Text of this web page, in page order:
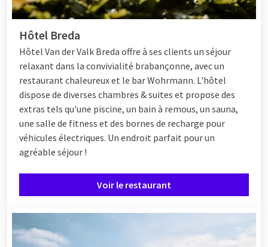
Hôtel Breda
Hôtel Van der Valk Breda offre à ses clients un séjour
relaxant dans la convivialité brabançonne, avec un
restaurant chaleureux et le bar Wohrmann. L'hôtel
dispose de diverses chambres & suites et propose des
extras tels qu'une piscine, un bain à remous, un sauna,
une salle de fitness et des bornes de recharge pour
véhicules électriques. Un endroit parfait pour un
agréable séjour !
Voir le restaurant